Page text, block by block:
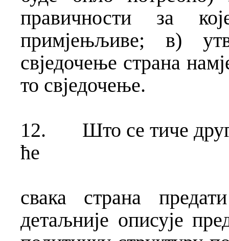
правичности за
примјењљиве; в)
свједочење страна
то свједочење.
12.
Што се тиче
ће
свака страна
детаљније описује